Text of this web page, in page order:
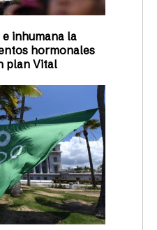
inhumana la
hormonales
plan Vital